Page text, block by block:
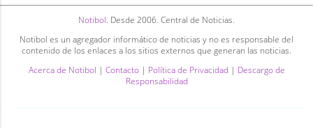
Notibol. Desde 2006. Central de Noticias.
Notibol es un agregador informático de noticias y no es responsable del
contenido de los enlaces a los sitios externos que generan las noticias.
Acerca de Notibol | Contacto| Política de Privacidad | Descargo de
Responsabilidad